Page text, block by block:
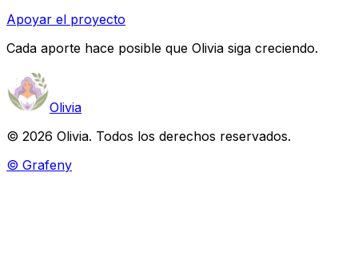
Apoyar el proyecto
Cada aporte hace posible que Olivia siga creciendo.
Olivia
© 2026 Olivia. Todos los derechos reservados.
© Grafeny